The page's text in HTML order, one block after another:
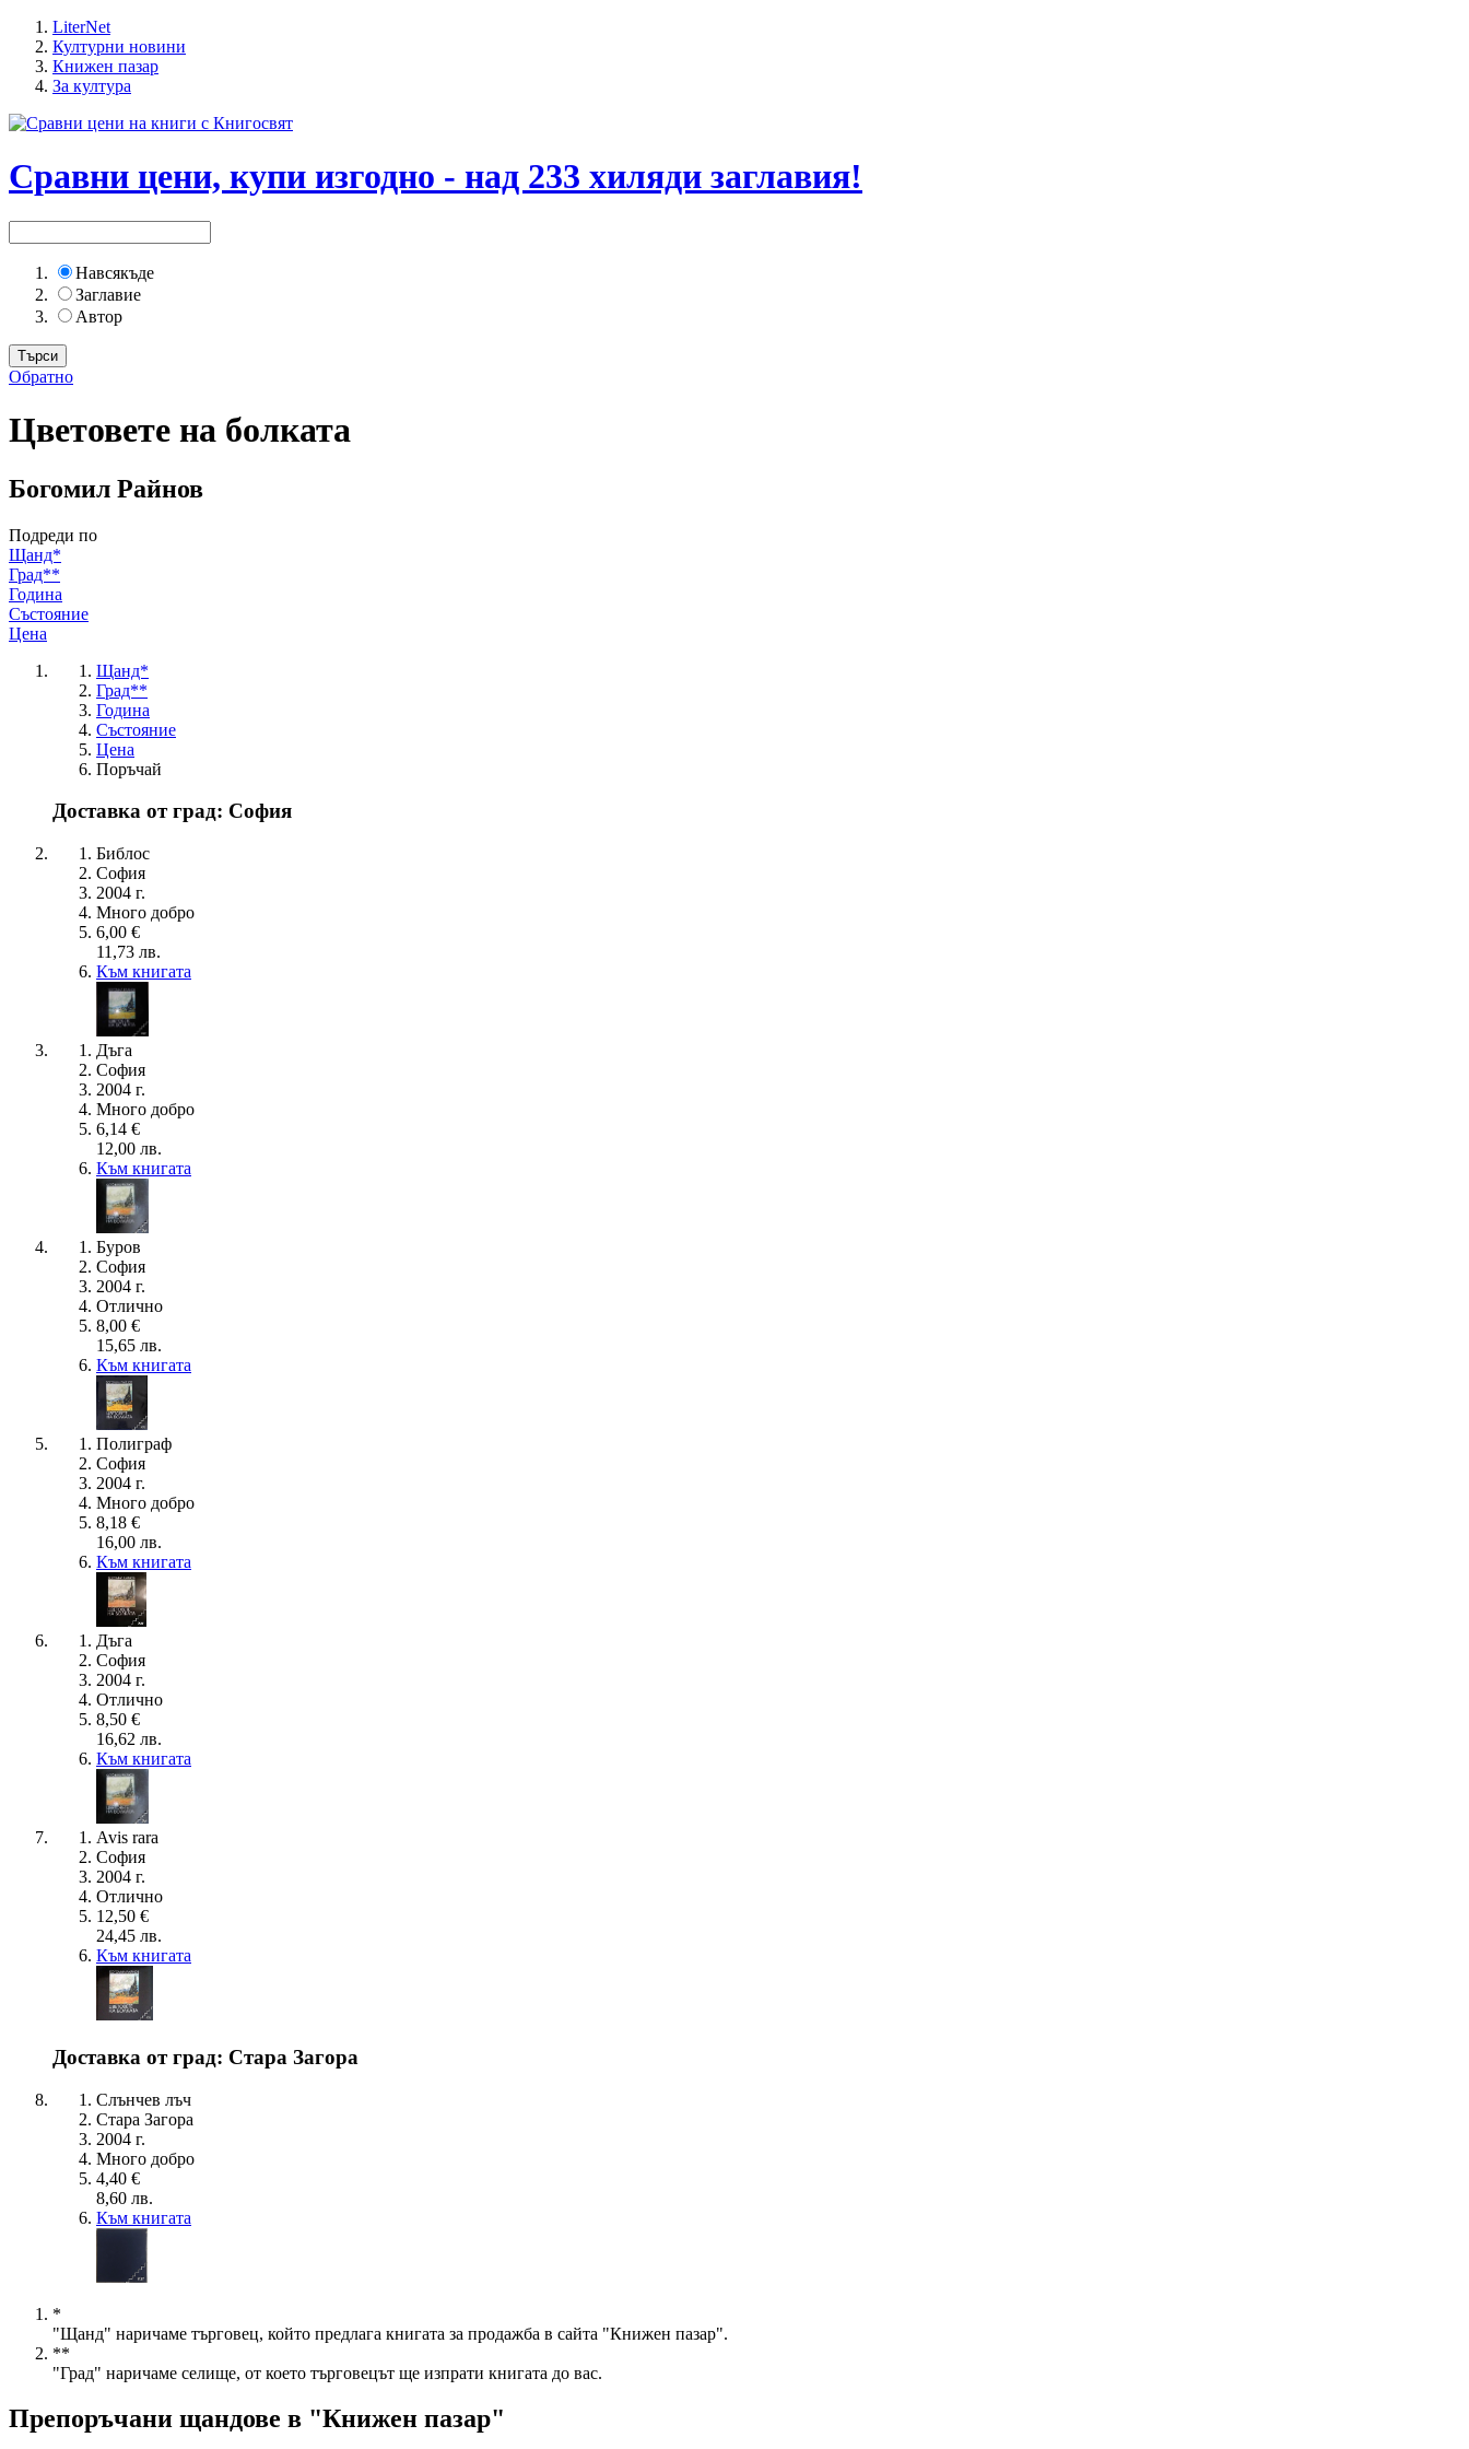
LiterNet
Културни новини
Книжен пазар
За култура
Сравни цени, купи изгодно - над 233 хиляди заглавия!
Навсякъде
Заглавие
Автор
Обратно
Цветовете на болката
Богомил Райнов
Подреди по
Щанд*
Град**
Година
Състояние
Цена
Щанд*
Град**
Година
Състояние
Цена
Поръчай
Доставка от град: София
Библос
София
2004 г.
Много добро
6,00 €
11,73 лв.
Към книгата
Дъга
София
2004 г.
Много добро
6,14 €
12,00 лв.
Към книгата
Буров
София
2004 г.
Отлично
8,00 €
15,65 лв.
Към книгата
Полиграф
София
2004 г.
Много добро
8,18 €
16,00 лв.
Към книгата
Дъга
София
2004 г.
Отлично
8,50 €
16,62 лв.
Към книгата
Avis rara
София
2004 г.
Отлично
12,50 €
24,45 лв.
Към книгата
Доставка от град: Стара Загора
Слънчев лъч
Стара Загора
2004 г.
Много добро
4,40 €
8,60 лв.
Към книгата
*
"Щанд" наричаме търговец, който предлага книгата за продажба в сайта "Книжен пазар".
**
"Град" наричаме селище, от което търговецът ще изпрати книгата до вас.
Препоръчани щандове в "Книжен пазар"